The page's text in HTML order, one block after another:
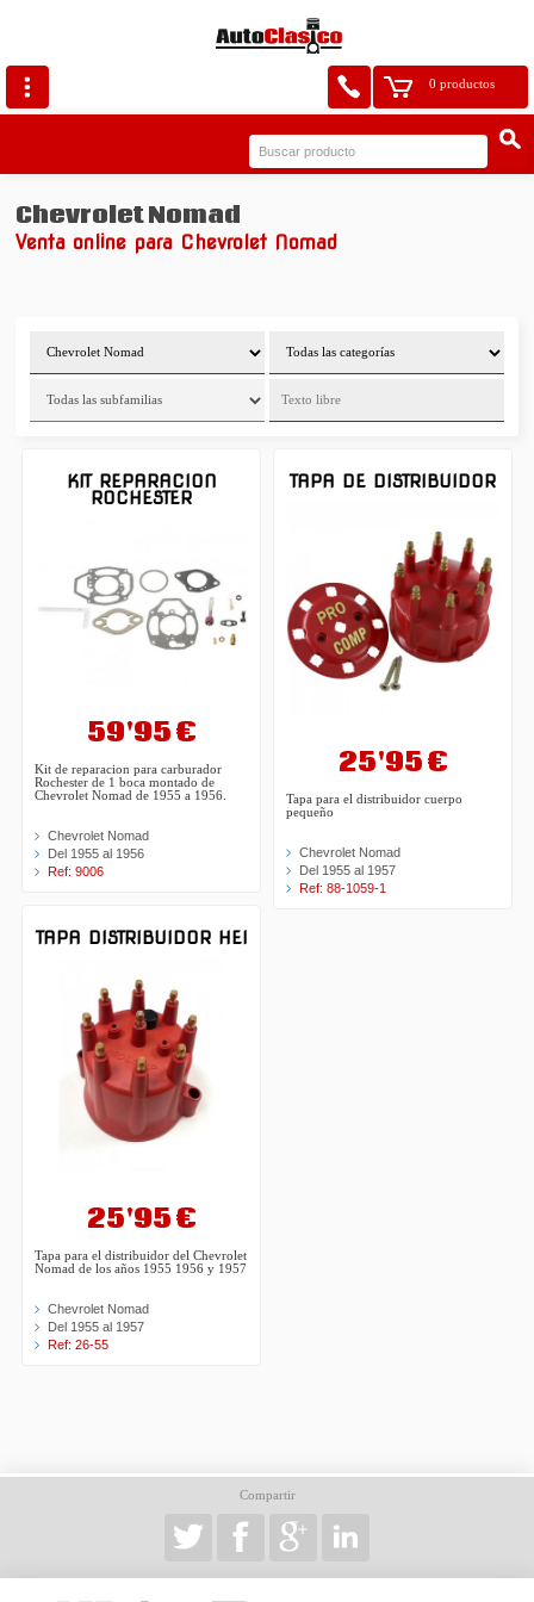
0 productos
Chevrolet Nomad
Venta online para Chevrolet Nomad
KIT REPARACION
ROCHESTER
59'95 €
Kit de reparacion para carburador
Rochester de 1 boca montado de
Chevrolet Nomad de 1955 a 1956.
Chevrolet Nomad
Del 1955 al 1956
Ref: 9006
TAPA DISTRIBUIDOR HEI
25'95 €
Tapa para el distribuidor del Chevrolet
Nomad de los años 1955 1956 y 1957
Chevrolet Nomad
Del 1955 al 1957
Ref: 26-55
TAPA DE DISTRIBUIDOR
25'95 €
Tapa para el distribuidor cuerpo
pequeño
Chevrolet Nomad
Del 1955 al 1957
Ref: 88-1059-1
Compartir